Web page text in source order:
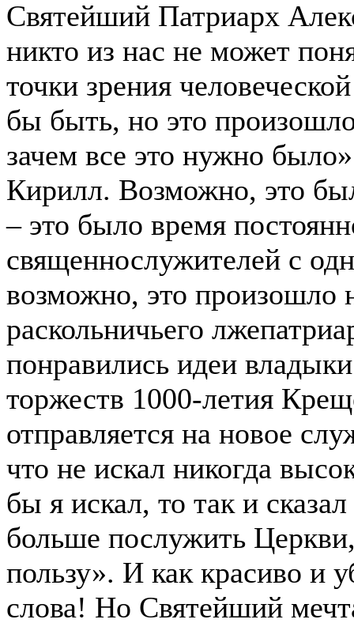
Святейший Патриарх
никто из нас не может
точки зрения
бы быть, но это
зачем все это нужно
Кирилл. Возможно, это
– это было время
священнослужителей с
возможно, это произошло
раскольничьего
понравились идеи
торжеств 1000-летия
отправляется на новое
что не искал никогда
бы я искал, то так и
больше послужить
пользу». И как красиво и
слова! Но Святейший